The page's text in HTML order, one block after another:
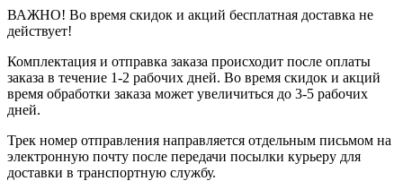
ВАЖНО! Во время скидок и акций бесплатная доставка не
действует!
Комплектация и отправка заказа происходит после оплаты
заказа в течение 1-2 рабочих дней. Во время скидок и акций
время обработки заказа может увеличиться до 3-5 рабочих
дней.
Трек номер отправления направляется отдельным письмом на
электронную почту после передачи посылки курьеру для
доставки в транспортную службу.